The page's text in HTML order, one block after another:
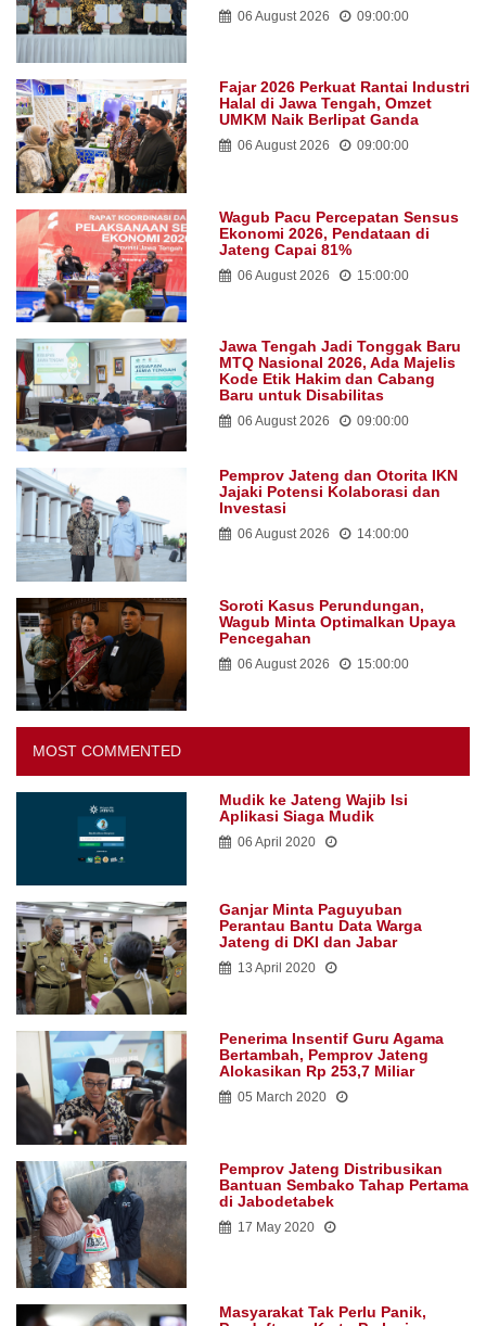
06 August 2026 09:00:00
Fajar 2026 Perkuat Rantai Industri
Halal di Jawa Tengah, Omzet
UMKM Naik Berlipat Ganda
06 August 2026 09:00:00
Wagub Pacu Percepatan Sensus
Ekonomi 2026, Pendataan di
Jateng Capai 81%
06 August 2026 15:00:00
Jawa Tengah Jadi Tonggak Baru
MTQ Nasional 2026, Ada Majelis
Kode Etik Hakim dan Cabang
Baru untuk Disabilitas
06 August 2026 09:00:00
Pemprov Jateng dan Otorita IKN
Jajaki Potensi Kolaborasi dan
Investasi
06 August 2026 14:00:00
Soroti Kasus Perundungan,
Wagub Minta Optimalkan Upaya
Pencegahan
06 August 2026 15:00:00
MOST COMMENTED
Mudik ke Jateng Wajib Isi
Aplikasi Siaga Mudik
06 April 2020
Ganjar Minta Paguyuban
Perantau Bantu Data Warga
Jateng di DKI dan Jabar
13 April 2020
Penerima Insentif Guru Agama
Bertambah, Pemprov Jateng
Alokasikan Rp 253,7 Miliar
05 March 2020
Pemprov Jateng Distribusikan
Bantuan Sembako Tahap Pertama
di Jabodetabek
17 May 2020
Masyarakat Tak Perlu Panik,